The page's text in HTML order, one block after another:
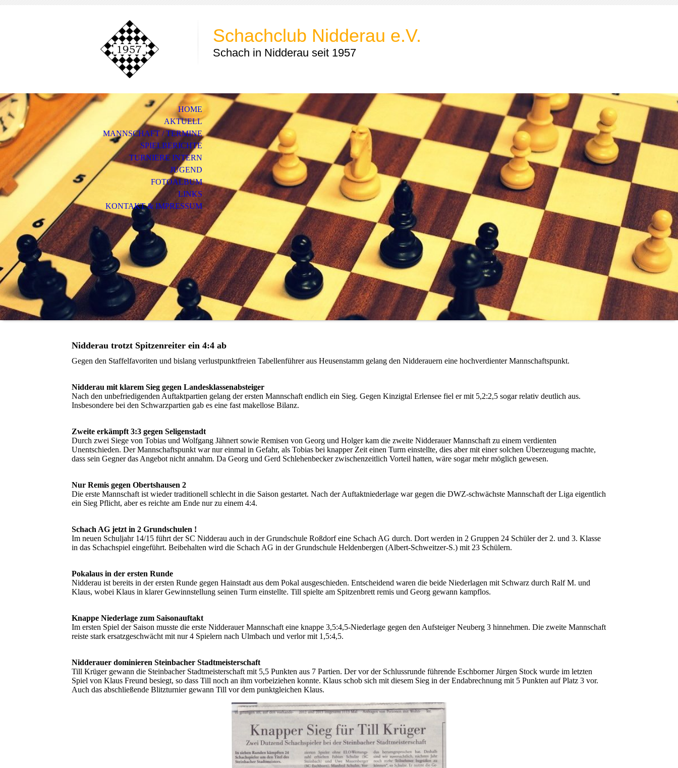
Schachclub Nidderau e.V.
Schach in Nidderau seit 1957
HOME
AKTUELL
MANNSCHAFT / TERMINE
SPIELBERICHTE
TURNIERE INTERN
JUGEND
FOTOALBUM
LINKS
KONTAKT & IMPRESSUM
Nidderau trotzt Spitzenreiter ein 4:4 ab
Gegen den Staffelfavoriten und bislang verlustpunktfreien Tabellenführer aus Heusenstamm gelang den Nidderauern eine hochverdienter Mannschaftspunkt.
Nidderau mit klarem Sieg gegen Landesklassenabsteiger
Nach den unbefriedigenden Auftaktpartien gelang der ersten Mannschaft endlich ein Sieg. Gegen Kinzigtal Erlensee fiel er mit 5,2:2,5 sogar relativ deutlich aus.
Insbesondere bei den Schwarzpartien gab es eine fast makellose Bilanz.
Zweite erkämpft 3:3 gegen Seligenstadt
Durch zwei Siege von Tobias und Wolfgang Jähnert sowie Remisen von Georg und Holger kam die zweite Nidderauer Mannschaft zu einem verdienten
Unentschieden. Der Mannschaftspunkt war nur einmal in Gefahr, als Tobias bei knapper Zeit einen Turm einstellte, dies aber mit einer solchen Überzeugung machte,
dass sein Gegner das Angebot nicht annahm. Da Georg und Gerd Schlehenbecker zwischenzeitlich Vorteil hatten, wäre sogar mehr möglich gewesen.
Nur Remis gegen Obertshausen 2
Die erste Mannschaft ist wieder traditionell schlecht in die Saison gestartet. Nach der Auftaktniederlage war gegen die DWZ-schwächste Mannschaft der Liga eigentlich
ein Sieg Pflicht, aber es reichte am Ende nur zu einem 4:4.
Schach AG jetzt in 2 Grundschulen !
Im neuen Schuljahr 14/15 führt der SC Nidderau auch in der Grundschule Roßdorf eine Schach AG durch. Dort werden in 2 Gruppen 24 Schüler der 2. und 3. Klasse
in das Schachspiel eingeführt. Beibehalten wird die Schach AG in der Grundschule Heldenbergen (Albert-Schweitzer-S.) mit 23 Schülern.
Pokalaus in der ersten Runde
Nidderau ist bereits in der ersten Runde gegen Hainstadt aus dem Pokal ausgeschieden. Entscheidend waren die beide Niederlagen mit Schwarz durch Ralf M. und
Klaus, wobei Klaus in klarer Gewinnstellung seinen Turm einstellte. Till spielte am Spitzenbrett remis und Georg gewann kampflos.
Knappe Niederlage zum Saisonauftakt
Im ersten Spiel der Saison musste die erste Nidderauer Mannschaft eine knappe 3,5:4,5-Niederlage gegen den Aufsteiger Neuberg 3 hinnehmen. Die zweite Mannschaft
reiste stark ersatzgeschwächt mit nur 4 Spielern nach Ulmbach und verlor mit 1,5:4,5.
Nidderauer dominieren Steinbacher Stadtmeisterschaft
Till Krüger gewann die Steinbacher Stadtmeisterschaft mit 5,5 Punkten aus 7 Partien. Der vor der Schlussrunde führende Eschborner Jürgen Stock wurde im letzten
Spiel von Klaus Freund besiegt, so dass Till noch an ihm vorbeiziehen konnte. Klaus schob sich mit diesem Sieg in der Endabrechnung mit 5 Punkten auf Platz 3 vor.
Auch das abschließende Blitzturnier gewann Till vor dem punktgleichen Klaus.